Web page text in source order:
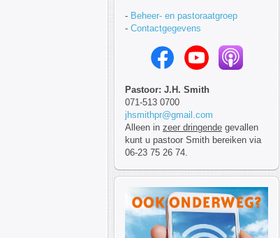
- Beheer- en pastoraatgroep
- Contactgegevens
Pastoor: J.H. Smith
071-513 0700
jhsmithpr@gmail.com
Alleen in zeer dringende gevallen
kunt u pastoor Smith bereiken via
06-23 75 26 74.